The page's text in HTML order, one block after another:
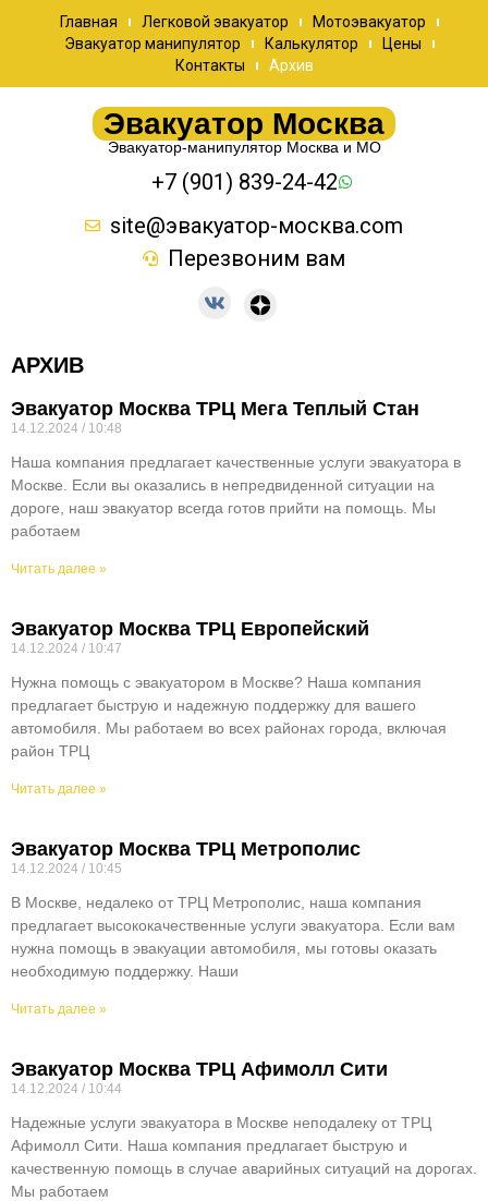
Главная Легковой эвакуатор
Мотоэвакуатор
Эвакуатор манипулятор
Калькулятор
Цены
Контакты
Архив
Эвакуатор Москва
Эвакуатор-манипулятор Москва и МО
+7 (901) 839-24-42
site@эвакуатор-москва.com
Перезвоним вам
АРХИВ
Эвакуатор Москва ТРЦ Мега Теплый Стан
14.12.2024 10:48
Наша компания предлагает качественные услуги эвакуатора в
Москве. Если вы оказались в непредвиденной ситуации на
дороге, наш эвакуатор всегда готов прийти на помощь. Мы
работаем
Читать далее »
Эвакуатор Москва ТРЦ Европейский
14.12.2024 10:47
Нужна помощь с эвакуатором в Москве? Наша компания
предлагает быструю и надежную поддержку для вашего
автомобиля. Мы работаем во всех районах города, включая
район ТРЦ
Читать далее »
Эвакуатор Москва ТРЦ Метрополис
14.12.2024 10:45
В Москве, недалеко от ТРЦ Метрополис, наша компания
предлагает высококачественные услуги эвакуатора. Если вам
нужна помощь в эвакуации автомобиля, мы готовы оказать
необходимую поддержку. Наши
Читать далее »
Эвакуатор Москва ТРЦ Афимолл Сити
14.12.2024 10:44
Надежные услуги эвакуатора в Москве неподалеку от ТРЦ
Афимолл Сити. Наша компания предлагает быструю и
качественную помощь в случае аварийных ситуаций на дорогах.
Мы работаем